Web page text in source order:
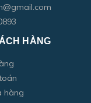
HÀNG
hàng